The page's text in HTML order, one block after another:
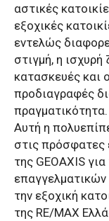
αστικές
εξοχικές
εντελώς
στιγμή, η
κατασκευές και
προδιαγραφές
πραγματικότητα.
Αυτή η
στις πρόσφατες
της GEOAXIS
επαγγελματικών
την εξοχική
της RE/MAX